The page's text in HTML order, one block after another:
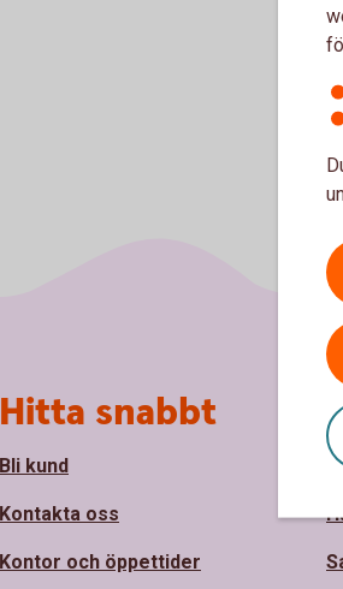
Hitta snabbt
Bli kund
Kontakta oss
Kontor och öppettider